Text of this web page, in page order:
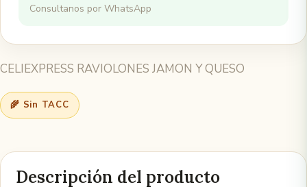
Consultanos por WhatsApp
CELIEXPRESS RAVIOLONES JAMON Y QUESO
🌾 Sin TACC
Descripción del producto